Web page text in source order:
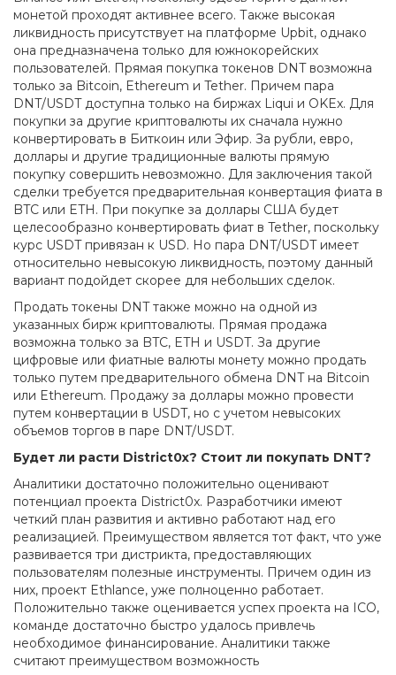
монетой проходят активнее всего. Также высокая
ликвидность присутствует на платформе Upbit, однако
она предназначена только для южнокорейских
пользователей. Прямая покупка токенов DNT возможна
только за Bitcoin, Ethereum и Tether. Причем пара
DNT/USDT доступна только на биржах Liqui и OKEx. Для
покупки за другие криптовалюты их сначала нужно
конвертировать в Биткоин или Эфир. За рубли, евро,
доллары и другие традиционные валюты прямую
покупку совершить невозможно. Для заключения такой
сделки требуется предварительная конвертация фиата в
BTC или ETH. При покупке за доллары США будет
целесообразно конвертировать фиат в Tether, поскольку
курс USDT привязан к USD. Но пара DNT/USDT имеет
относительно невысокую ликвидность, поэтому данный
вариант подойдет скорее для небольших сделок.
Продать токены DNT также можно на одной из
указанных бирж криптовалюты. Прямая продажа
возможна только за BTC, ETH и USDT. За другие
цифровые или фиатные валюты монету можно продать
только путем предварительного обмена DNT на Bitcoin
или Ethereum. Продажу за доллары можно провести
путем конвертации в USDT, но с учетом невысоких
объемов торгов в паре DNT/USDT.
Будет ли расти District0x? Стоит ли покупать DNT?
Аналитики достаточно положительно оценивают
потенциал проекта District0x. Разработчики имеют
четкий план развития и активно работают над его
реализацией. Преимуществом является тот факт, что уже
развивается три дистрикта, предоставляющих
пользователям полезные инструменты. Причем один из
них, проект Ethlance, уже полноценно работает.
Положительно также оценивается успех проекта на ICO,
команде достаточно быстро удалось привлечь
необходимое финансирование. Аналитики также
считают преимуществом возможность